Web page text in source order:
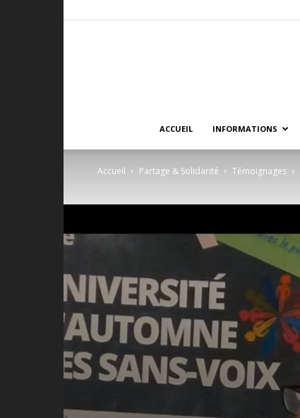
ACCUEIL INFORMATIONS
Accueil Partage & Solidarité Témoignages